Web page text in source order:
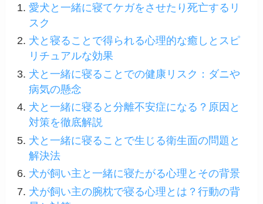
愛犬と一緒に寝てケガをさせたり死亡するリ
スク
犬と寝ることで得られる心理的な癒しとスピ
リチュアルな効果
犬と一緒に寝ることでの健康リスク：ダニや
病気の懸念
犬と一緒に寝ると分離不安症になる？原因と
対策を徹底解説
犬と一緒に寝ることで生じる衛生面の問題と
解決法
犬が飼い主と一緒に寝たがる心理とその背景
犬が飼い主の腕枕で寝る心理とは？行動の背